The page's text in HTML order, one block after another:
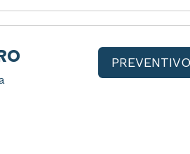
PREVENTIVO